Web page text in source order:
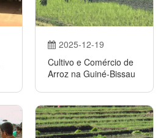
2025-12-19
Cultivo e Comércio de
Arroz na Guiné-Bissau